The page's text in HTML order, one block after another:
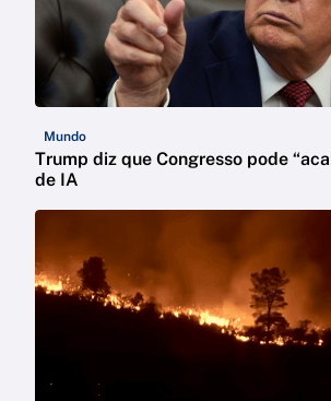
Mundo
Trump diz que Congresso pode
de IA